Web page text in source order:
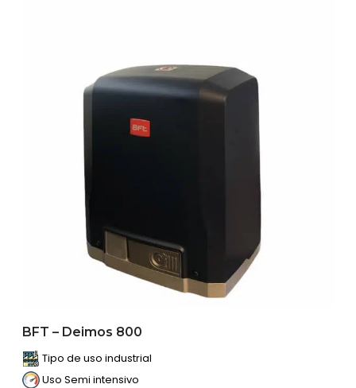
BFT – Deimos 800
Tipo de uso industrial
Uso Semi intensivo